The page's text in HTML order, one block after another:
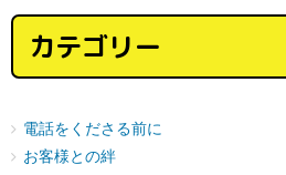
カテゴリー
電話をくださる前に
お客様との絆